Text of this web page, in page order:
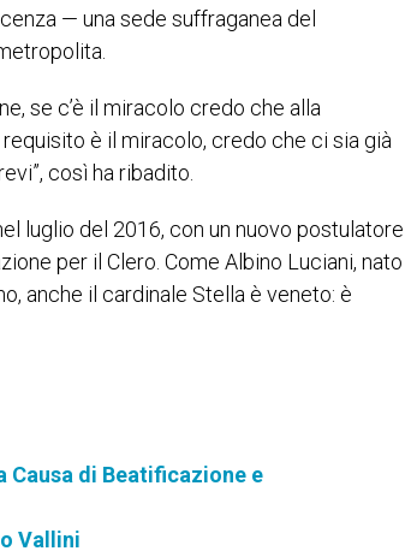
— una sede suffraganea del
se c’è il miracolo credo che alla
è il miracolo, credo che ci sia già
così ha ribadito.
luglio del 2016, con un nuovo postulatore
per il Clero. Come Albino Luciani, nato
anche il cardinale Stella è veneto: è
Causa di Beatificazione e
Vallini